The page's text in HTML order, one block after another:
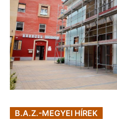
B.A.Z.-MEGYEI HÍREK